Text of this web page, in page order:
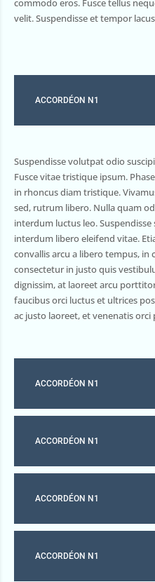
commodo eros. Fusce tellus
velit. Suspendisse et tempor
ACCORDÉON N1
Suspendisse volutpat odio
Fusce vitae tristique ipsum.
in rhoncus diam tristique.
sed, rutrum libero. Nulla quam
interdum luctus leo.
interdum libero eleifend vitae.
convallis arcu a libero tempus, in
consectetur in justo quis
dignissim, at laoreet arcu
faucibus orci luctus et ultrices
ac justo laoreet, et venenatis orci
ACCORDÉON N1
ACCORDÉON N1
ACCORDÉON N1
ACCORDÉON N1